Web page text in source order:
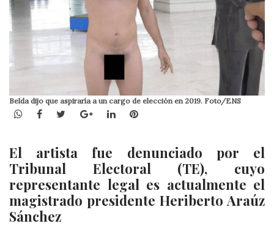
Belda dijo que aspiraría a un cargo de elección en 2019. Foto/ENS
WhatsApp
Facebook
TwitterGoogle+LinkedInPinterest
El artista fue denunciado por el
Tribunal Electoral (TE), cuyo
representante legal es actualmente el
magistrado presidente Heriberto Araúz
Sánchez